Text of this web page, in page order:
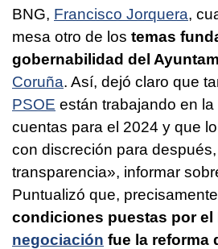
BNG, Francisco Jorquera,
mesa otro de los temas
gobernabilidad del
Coruña. Así, dejó claro que
PSOE están trabajando en
cuentas para el 2024 y que
con discreción para
transparencia», informar
Puntualizó que,
condiciones puestas por el
negociación fue la reforma